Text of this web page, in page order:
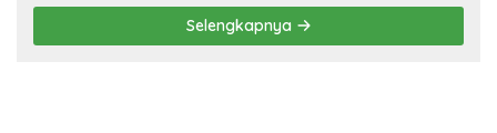
Selengkapnya